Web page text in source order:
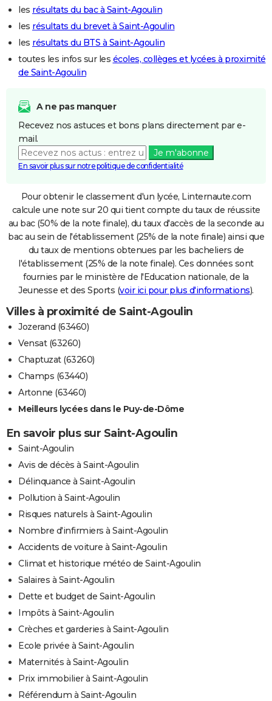
les résultats du bac à Saint-Agoulin
les résultats du brevet à Saint-Agoulin
les résultats du BTS à Saint-Agoulin
toutes les infos sur les écoles, collèges et lycées à proximité
de Saint-Agoulin
A ne pas manquer
Recevez nos astuces et bons plans directement par e-
mail.
Je m'abonne
En savoir plus sur notre politique de confidentialité
Pour obtenir le classement d'un lycée, Linternaute.com
calcule une note sur 20 qui tient compte du taux de réussite
au bac (50% de la note finale), du taux d'accès de la seconde au
bac au sein de l'établissement (25% de la note finale) ainsi que
du taux de mentions obtenues par les bacheliers de
l'établissement (25% de la note finale). Ces données sont
fournies par le ministère de l'Education nationale, de la
Jeunesse et des Sports (voir ici pour plus d'informations).
Villes à proximité de Saint-Agoulin
Jozerand (63460)
Vensat (63260)
Chaptuzat (63260)
Champs (63440)
Artonne (63460)
Meilleurs lycées dans le Puy-de-Dôme
En savoir plus sur Saint-Agoulin
Saint-Agoulin
Avis de décès à Saint-Agoulin
Délinquance à Saint-Agoulin
Pollution à Saint-Agoulin
Risques naturels à Saint-Agoulin
Nombre d'infirmiers à Saint-Agoulin
Accidents de voiture à Saint-Agoulin
Climat et historique météo de Saint-Agoulin
Salaires à Saint-Agoulin
Dette et budget de Saint-Agoulin
Impôts à Saint-Agoulin
Crèches et garderies à Saint-Agoulin
Ecole privée à Saint-Agoulin
Maternités à Saint-Agoulin
Prix immobilier à Saint-Agoulin
Référendum à Saint-Agoulin